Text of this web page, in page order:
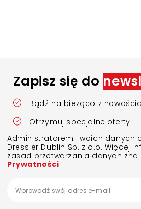
Zapisz się do
Bądź na bieżąco z
Otrzymuj specjalne oferty
Administratorem Twoich danych
Dressler Dublin Sp. z o.o. Więcej
zasad przetwarzania danych
Prywatności.